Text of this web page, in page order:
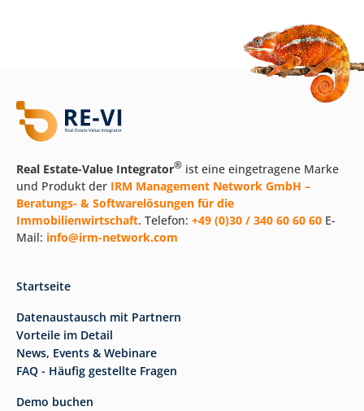
Real Estate-Value Integrator® ist eine eingetragene Marke
und Produkt der IRM Management Network GmbH –
Beratungs- & Softwarelösungen für die
Immobilienwirtschaft. Telefon: +49 (0)30 / 340 60 60 60 E-
Mail: info@irm-network.com
Startseite
Datenaustausch mit Partnern
Vorteile im Detail
News, Events & Webinare
FAQ - Häufig gestellte Fragen
Demo buchen